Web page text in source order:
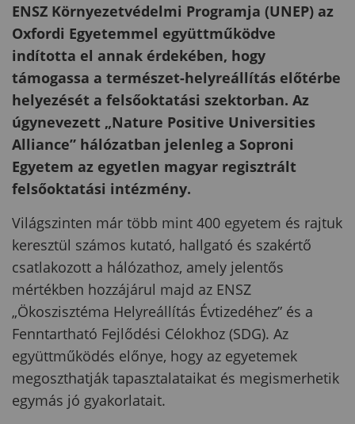
ENSZ Környezetvédelmi Programja (UNEP) az
Oxfordi Egyetemmel együttműködve
indította el annak érdekében, hogy
támogassa a természet-helyreállítás előtérbe
helyezését a felsőoktatási szektorban. Az
úgynevezett „Nature Positive Universities
Alliance” hálózatban jelenleg a Soproni
Egyetem az egyetlen magyar regisztrált
felsőoktatási intézmény.
Világszinten már több mint 400 egyetem és rajtuk
keresztül számos kutató, hallgató és szakértő
csatlakozott a hálózathoz, amely jelentős
mértékben hozzájárul majd az ENSZ
„Ökoszisztéma Helyreállítás Évtizedéhez” és a
Fenntartható Fejlődési Célokhoz (SDG). Az
együttműködés előnye, hogy az egyetemek
megoszthatják tapasztalataikat és megismerhetik
egymás jó gyakorlatait.